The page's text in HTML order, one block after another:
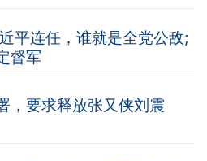
平连任，谁就是全党公敌;
督军
，要求释放张又侠刘震